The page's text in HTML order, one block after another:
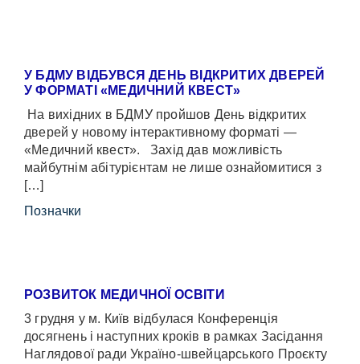
У БДМУ ВІДБУВСЯ ДЕНЬ ВІДКРИТИХ ДВЕРЕЙ
У ФОРМАТІ «МЕДИЧНИЙ КВЕСТ»
На вихідних в БДМУ пройшов День відкритих
дверей у новому інтерактивному форматі —
«Медичний квест». Захід дав можливість
майбутнім абітурієнтам не лише ознайомитися з
[…]
Позначки
РОЗВИТОК МЕДИЧНОЇ ОСВІТИ
3 грудня у м. Київ відбулася Конференція
досягнень і наступних кроків в рамках Засідання
Наглядової ради Україно-швейцарського Проєкту